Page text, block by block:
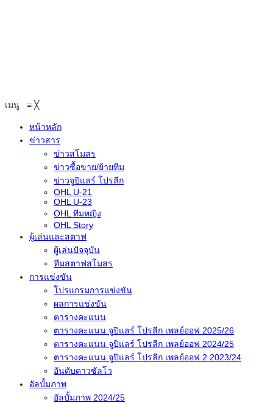
เมนู ≡ ╳
หน้าหลัก
ข่าวสาร
ข่าวสโมสร
ข่าวซื้อขาย/ย้ายทีม
ข่าวจูปิแลร์ โปรลีก
OHL U-21
OHL U-23
OHL ทีมหญิง
OHL Story
ผู้เล่นและสตาฟ
ผู้เล่นปัจจุบัน
ทีมสตาฟสโมสร
การแข่งขัน
โปรแกรมการแข่งขัน
ผลการแข่งขัน
ตารางคะแนน
ตารางคะแนน จูปิแลร์ โปรลีก เพลย์ออฟ 2025/26
ตารางคะแนน จูปิแลร์ โปรลีก เพลย์ออฟ 2024/25
ตารางคะแนน จูปิแลร์ โปรลีก เพลย์ออฟ 2 2023/24
อันดับดาวซัลโว
อัลบั้มภาพ
อัลบั้มภาพ 2024/25